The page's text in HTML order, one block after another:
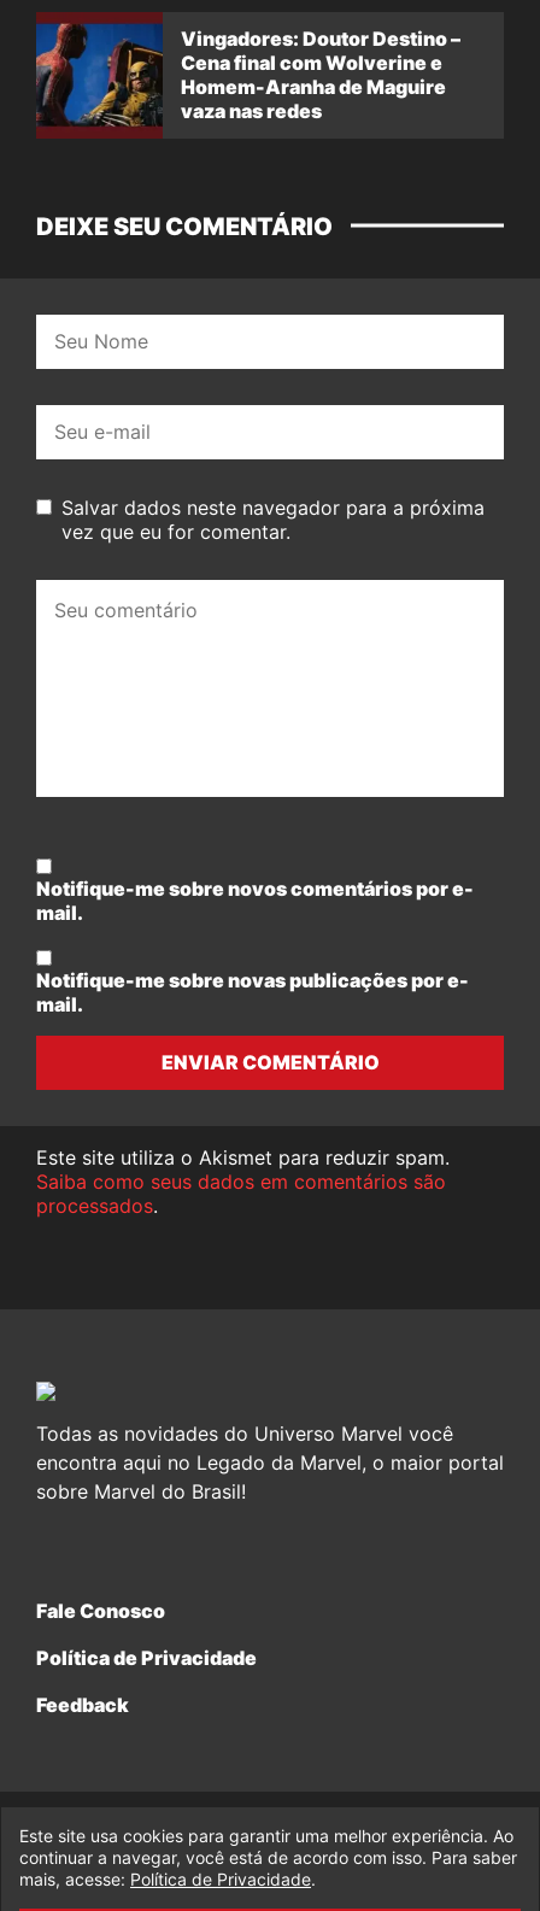
Vingadores: Doutor Destino –
Cena final com Wolverine e
Homem-Aranha de Maguire
vaza nas redes
DEIXE SEU COMENTÁRIO
mail:
Salvar dados neste navegador para a próxima
vez que eu for comentar.
comentário:
Notifique-me sobre novos comentários por e-
mail.
Notifique-me sobre novas publicações por e-
mail.
ENVIAR COMENTÁRIO
Este site utiliza o Akismet para reduzir spam.
Saiba como seus dados em comentários são
processados.
Todas as novidades do Universo Marvel você
encontra aqui no Legado da Marvel, o maior portal
sobre Marvel do Brasil!
Fale Conosco
Política de Privacidade
Feedback
© 2017-2026 Legado da Marvel, uma empresa da Legado
Enterprises.
Este site usa cookies para garantir uma melhor experiência. Ao
continuar a navegar, você está de acordo com isso. Para saber
mais, acesse: Política de Privacidade.